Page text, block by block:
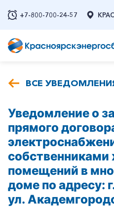
+7-800-700-24-57
ВСЕ
Уведомление о
прямого
помещений в
доме по адресу:
ул.